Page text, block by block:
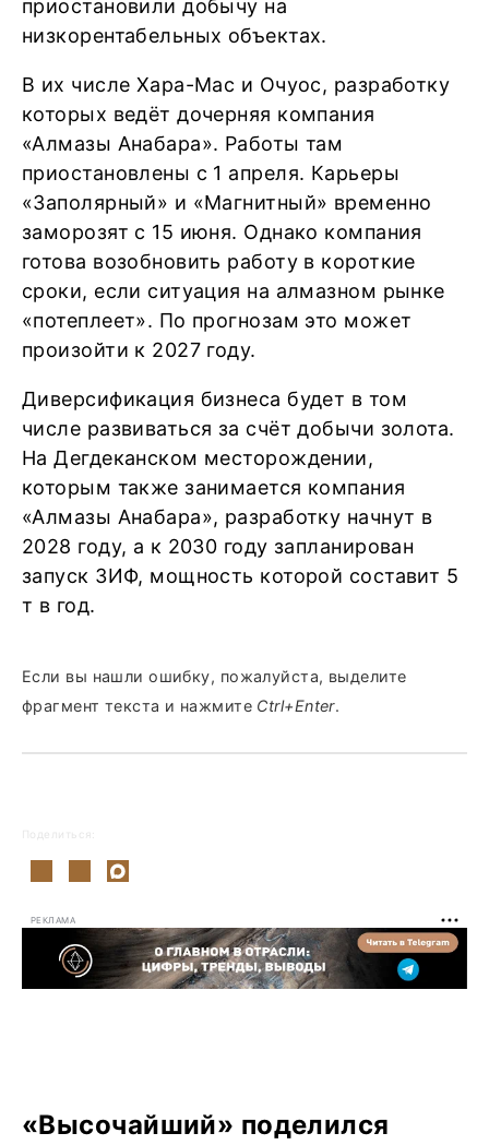
приостановили добычу на
низкорентабельных объектах.
В их числе Хара-Мас и Очуос, разработку
которых ведёт дочерняя компания
«Алмазы Анабара». Работы там
приостановлены с 1 апреля. Карьеры
«Заполярный» и «Магнитный» временно
заморозят с 15 июня. Однако компания
готова возобновить работу в короткие
сроки, если ситуация на алмазном рынке
«потеплеет». По прогнозам это может
произойти к 2027 году.
Диверсификация бизнеса будет в том
числе развиваться за счёт добычи золота.
На Дегдеканском месторождении,
которым также занимается компания
«Алмазы Анабара», разработку начнут в
2028 году, а к 2030 году запланирован
запуск ЗИФ, мощность которой составит 5
т в год.
Если вы нашли ошибку, пожалуйста, выделите
фрагмент текста и нажмите Ctrl+Enter.
Поделиться:
РЕКЛАМА
«Высочайший» поделился